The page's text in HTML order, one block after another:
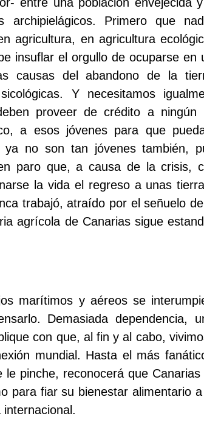
archipielágicos. Primero que
agricultura, en agricultura
insuflar el orgullo de ocuparse en
causas del abandono de la
Y necesitamos
proveer de crédito a
a esos jóvenes para que
no son tan jóvenes también,
paro que, a causa de la crisis,
la vida el regreso a unas
trabajó, atraído por el señuelo
agrícola de Canarias sigue
marítimos y aéreos se
Demasiada dependencia,
con que, al fin y al cabo,
mundial. Hasta el más
le pinche, reconocerá que
para fiar su bienestar alimentario